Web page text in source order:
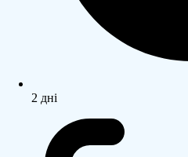
2 дні